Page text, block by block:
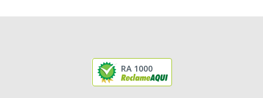
RA 1000